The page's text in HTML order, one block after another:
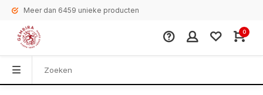
Meer dan 6459 unieke producten
0